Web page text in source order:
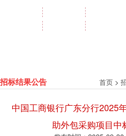
招标结果公告 首页 >
中国工商银行广东分行2025
助外包采购项目中